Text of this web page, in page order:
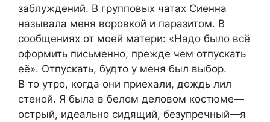
заблуждений. В групповых чатах Сиенна
называла меня воровкой и паразитом. В
сообщениях от моей матери: «Надо было всё
оформить письменно, прежде чем отпускать
её». Отпускать, будто у меня был выбор.
В то утро, когда они приехали, дождь лил
стеной. Я была в белом деловом костюме—
острый, идеально сидящий, безупречный—я